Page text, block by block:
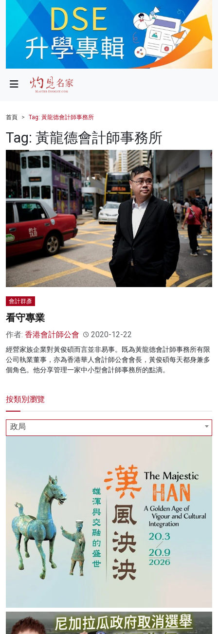
政局
財經
健康
商業
科技
影片
名家榜
灼見活動
關於我們
首頁 Tag: 黃龍德會計師事務所
Tag: 黃龍德會計師事務所
會計群彥
看守專業
作者: 香港會計師公會 2020-12-22
經營家族企業對黃俊碩而言並非易事。既為黃龍德會計師事務所有限
公司執業董事，亦為香港華人會計師公會會長，黃俊碩每天都身兼多
個角色。他分享管理一家中小型會計師事務所的點滴。
按類別瀏覽
政局